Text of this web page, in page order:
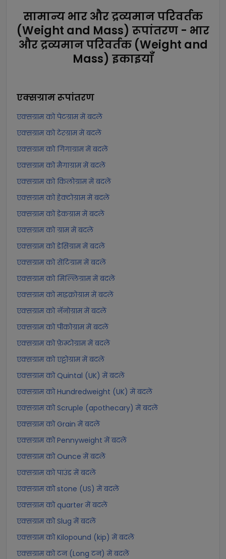
सामान्य भार और द्रव्यमान परिवर्तक
(Weight and Mass) रूपांतरण - भार
और द्रव्यमान परिवर्तक (Weight and
Mass) इकाइयाँ
एक्सग्रामरूपांतरण
एक्सग्राम को पेटग्राम में बदलें
एक्सग्राम को टेरग्राम में बदलें
एक्सग्राम को गिगाग्राम में बदलें
एक्सग्राम को मैगाग्राम में बदलें
एक्सग्राम को किलोग्राम में बदलें
एक्सग्राम को हेक्टोग्राम में बदलें
एक्सग्राम को डेकग्राम में बदलें
एक्सग्राम को ग्राम में बदलें
एक्सग्राम को डेसिग्राम में बदलें
एक्सग्राम को सेंटिग्राम में बदलें
एक्सग्राम को मिल्लिग्राम में बदलें
एक्सग्राम को माइक्रोग्राम में बदलें
एक्सग्राम को नॅनोग्राम में बदलें
एक्सग्राम को पीकोग्राम में बदलें
एक्सग्राम को फ़ेम्टोग्राम में बदलें
एक्सग्राम को एट्टोग्राम में बदलें
एक्सग्राम को Quintal (UK) में बदलें
एक्सग्राम को Hundredweight (UK) में बदलें
एक्सग्राम को Scruple (apothecary) में बदलें
एक्सग्राम को Grain में बदलें
एक्सग्राम को Pennyweight में बदलें
एक्सग्राम को Ounce में बदलें
एक्सग्राम को पाउंड में बदलें
एक्सग्राम को stone (US) में बदलें
एक्सग्राम को quarter में बदलें
एक्सग्राम को Slug में बदलें
एक्सग्राम को Kilopound (kip) में बदलें
एक्सग्राम को टन (Long टन) में बदलें